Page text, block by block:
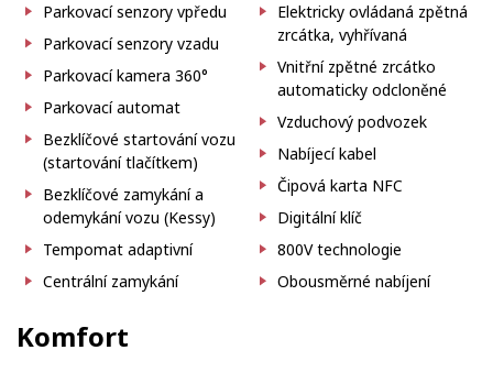
Parkovací senzory vpředu
Parkovací senzory vzadu
Parkovací kamera 360°
Parkovací automat
Bezklíčové startování vozu
(startování tlačítkem)
Bezklíčové zamykání a
odemykání vozu (Kessy)
Tempomat adaptivní
Centrální zamykání
Elektricky ovládaná zpětná
zrcátka, vyhřívaná
Vnitřní zpětné zrcátko
automaticky odcloněné
Vzduchový podvozek
Nabíjecí kabel
Čipová karta NFC
Digitální klíč
800V technologie
Obousměrné nabíjení
Komfort